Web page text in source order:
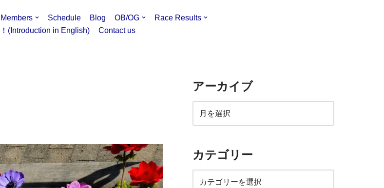
Members Schedule Blog OB/OG
Race Results
(Introduction in English)
Contact us
アーカイブ
カテゴリー